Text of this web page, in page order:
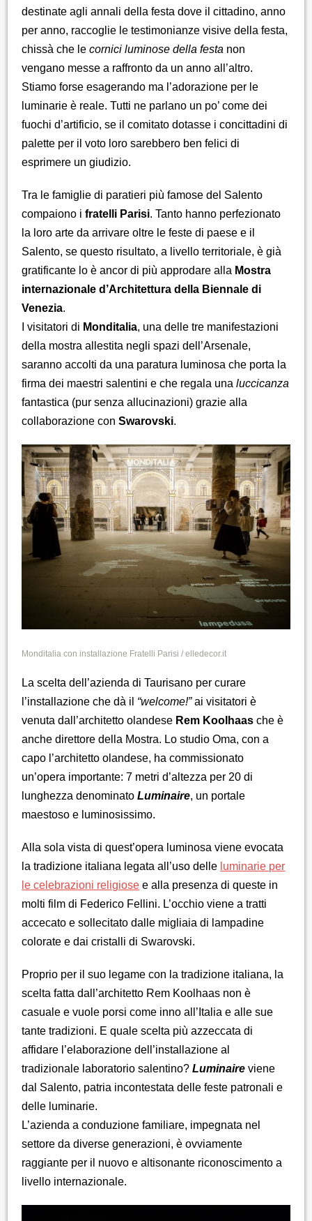
destinate agli annali della festa dove il cittadino, anno
per anno, raccoglie le testimonianze visive della festa,
chissà che lecornici luminose della festa non
vengano messe a raffronto da un anno all’altro.
Stiamo forse esagerando ma l’adorazione per le
luminarie è reale. Tutti ne parlano un po’ come dei
fuochi d’artificio, se il comitato dotasse i concittadini di
palette per il voto loro sarebbero ben felici di
esprimere un giudizio.
Tra le famiglie di paratieri più famose del Salento
compaiono ifratelli Parisi. Tanto hanno perfezionato
la loro arte da arrivare oltre le feste di paese e il
Salento, se questo risultato, a livello territoriale, è già
gratificante lo è ancor di più approdare alla Mostra
internazionale d’Architettura della Biennale di
Venezia.
I visitatori di Monditalia, una delle tre manifestazioni
della mostra allestita negli spazi dell’Arsenale,
saranno accolti da una paratura luminosa che porta la
firma dei maestri salentini e che regala unaluccicanza
fantastica (pur senza allucinazioni) grazie alla
collaborazione conSwarovski.
Monditalia con installazione Fratelli Parisi / elledecor.it
La scelta dell’azienda di Taurisano per curare
l’installazione che dà il “welcome!”ai visitatori è
venuta dall’architetto olandese Rem Koolhaas che è
anche direttore della Mostra. Lo studio Oma, con a
capo l’architetto olandese, ha commissionato
un’opera importante: 7 metri d’altezza per 20 di
lunghezza denominatoLuminaire, un portale
maestoso e luminosissimo.
Alla sola vista di quest’opera luminosa viene evocata
la tradizione italiana legata all’uso delle luminarie per
le celebrazioni religiose e alla presenza di queste in
molti film di Federico Fellini. L’occhio viene a tratti
accecato e sollecitato dalle migliaia di lampadine
colorate e dai cristalli di Swarovski.
Proprio per il suo legame con la tradizione italiana, la
scelta fatta dall’architetto Rem Koolhaas non è
casuale e vuole porsi come inno all’Italia e alle sue
tante tradizioni. E quale scelta più azzeccata di
affidare l’elaborazione dell’installazione al
tradizionale laboratorio salentino?Luminaire viene
dal Salento, patria incontestata delle feste patronali e
delle luminarie.
L’azienda a conduzione familiare, impegnata nel
settore da diverse generazioni, è ovviamente
raggiante per il nuovo e altisonante riconoscimento a
livello internazionale.